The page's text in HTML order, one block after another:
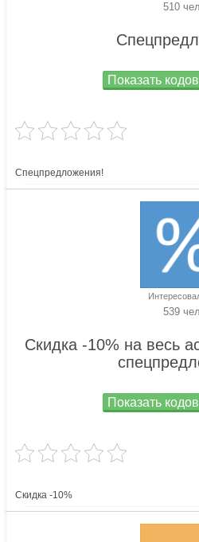
510
Показать
Спецпредложения!
539
Скидка -10% на весь
Показать
Скидка -10%